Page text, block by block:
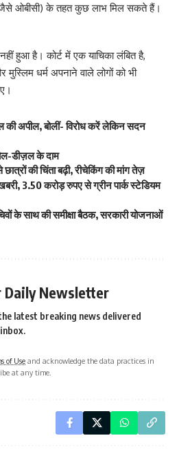
(जैसे ओबीसी) के तहत कुछ लाभ मिल सकते हैं।
नहीं हुआ है। कोर्ट में एक याचिका लंबित है,
धर्म अपनाने वाले लोगों को भी
की अपील, बोलीं- विरोध करें लेकिन सदन
डीज़ल के दाम
की चिंता बढ़ी, रीचेकिंग की मांग तेज़
3.50 करोड़ रुपए से ग्रीन पार्क स्टेडियम
के साथ की समीक्षा बैठक, सरकारी योजनाओं
Daily Newsletter
latest breaking news delivered
of Use and acknowledge the data practices in
at any time.